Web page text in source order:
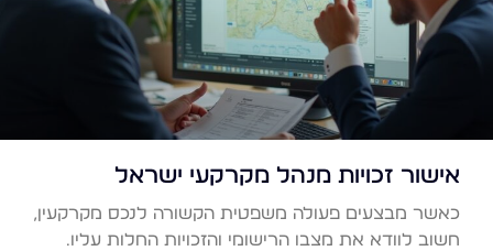
אישור זכויות מנהל מקרקעי ישראל
כאשר מבצעים פעולה משפטית הקשורה לנכס מקרקעין,
חשוב לוודא את מצבו הרישומי והזכויות החלות עליו.